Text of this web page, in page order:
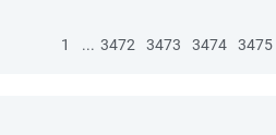
1 ... 3472 3473 3474 3475